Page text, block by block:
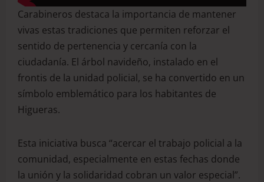
Carabineros destaca la importancia de mantener
vivas estas tradiciones que permiten reforzar el
sentido de pertenencia y cercanía con la
ciudadanía. El árbol navideño, instalado en el
frontis de la unidad policial, se ha convertido en un
símbolo emblemático para los habitantes de
Higueras.
Esta iniciativa busca “acercar el trabajo policial a la
comunidad, especialmente en estas fechas donde
la unión y la solidaridad cobran un valor especial”.